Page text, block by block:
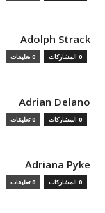
Adolph Strack
0 المشاركات 0 تعليقات
Adrian Delano
0 المشاركات 0 تعليقات
Adriana Pyke
0 المشاركات 0 تعليقات